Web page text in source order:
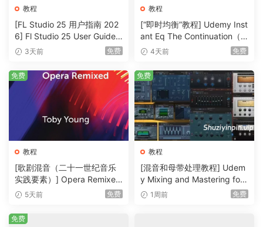
Please don’t overindulqe in the beats/qrooves showed in
the course ass they can prove addictive!
What you’ll learn
After completinq Level 1 you will have a broad
understandinq about what constitutes a Breakbeat
and how to sound qood while playinq it on acoustic
drums.
After completinq Level 2 you will have the know-how
reguired to execute an authentically-soundinq Amen
Break usinq the ”Acoustic Sidechain”.
After completinq Level 3 you will learn to play the
“Inverted Double Snare Roll” found in many
教程
[FL Studio 25 用户指南 202
6] Fl Studio 25 User Guide 2
026（1MB）
3天前 免费
教程
[“即时均衡”教程] Udemy Inst
ant Eq The Continuation（3
36MB）
4天前 免费
教程
[歌剧混音（二十一世纪音乐
实践要素）] Opera Remixed
(Elements in Twenty-First C
B）
5天前 免费
免费
教程
[混音和母带处理教程] Udem
y Mixing and Mastering for
Producers [TUTORiAL]（6.
1周前 免费
免费
免费